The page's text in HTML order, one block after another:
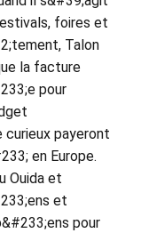
foires et
Talon
la facture
pour
curieux payeront
en Europe.
Ouida et
et
pour